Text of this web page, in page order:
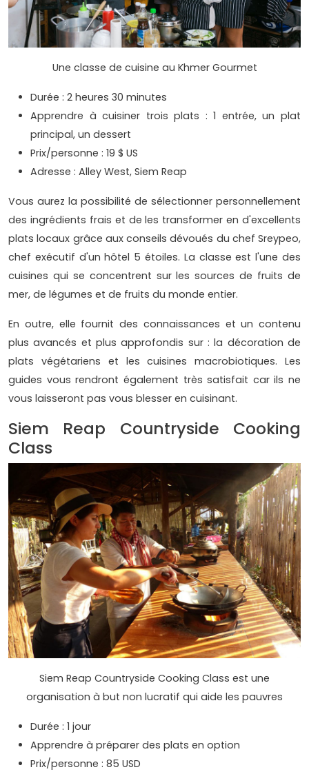
Une classe de cuisine au Khmer Gourmet
Durée : 2 heures 30 minutes
Apprendre à cuisiner trois plats : 1 entrée, un plat
principal, un dessert
Prix/personne : 19 $ US
Adresse : Alley West, Siem Reap
Vous aurez la possibilité de sélectionner personnellement
des ingrédients frais et de les transformer en d'excellents
plats locaux grâce aux conseils dévoués du chef Sreypeo,
chef exécutif d'un hôtel 5 étoiles. La classe est l'une des
cuisines qui se concentrent sur les sources de fruits de
mer, de légumes et de fruits du monde entier.
En outre, elle fournit des connaissances et un contenu
plus avancés et plus approfondis sur : la décoration de
plats végétariens et les cuisines macrobiotiques. Les
guides vous rendront également très satisfait car ils ne
vous laisseront pas vous blesser en cuisinant.
Siem Reap Countryside Cooking
Class
Siem Reap Countryside Cooking Class est une
organisation à but non lucratif qui aide les pauvres
Durée : 1 jour
Apprendre à préparer des plats en option
Prix/personne : 85 USD